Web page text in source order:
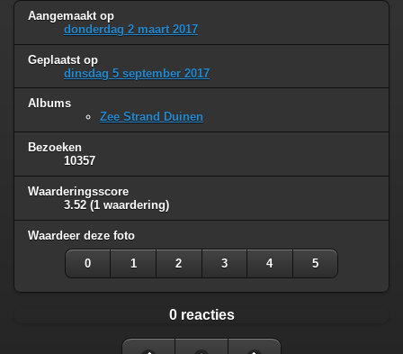
Aangemaakt op
donderdag 2 maart 2017
Geplaatst op
dinsdag 5 september 2017
Albums
Zee Strand Duinen
Bezoeken
10357
Waarderingsscore
3.52 (1 waardering)
Waardeer deze foto
0 1 2 3 4 5
0 reacties